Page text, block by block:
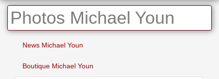
Photos Michael Youn
News Michael Youn
Boutique Michael Youn